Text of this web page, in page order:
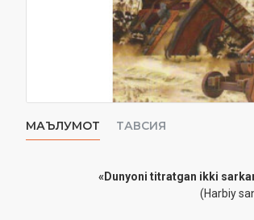
МАЪЛУМОТ ТАВСИЯ
«Dunyoni titratgan ikki
(Harbiy